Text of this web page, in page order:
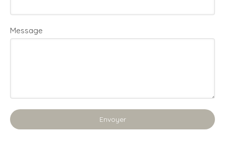
Message
Envoyer